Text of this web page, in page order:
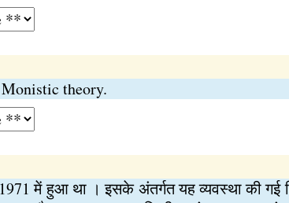
Monistic theory.
में हुआ था । इसके अंतर्गत यह व्यवस्था की गई